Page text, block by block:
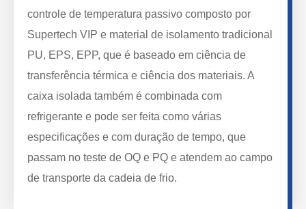
controle de temperatura passivo composto por
Supertech VIP e material de isolamento tradicional
PU, EPS, EPP, que é baseado em ciência de
transferência térmica e ciência dos materiais. A
caixa isolada também é combinada com
refrigerante e pode ser feita como várias
especificações e com duração de tempo, que
passam no teste de OQ e PQ e atendem ao campo
de transporte da cadeia de frio.